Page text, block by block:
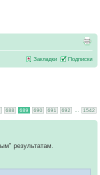
Закладки Подписки
688 689 690 691 692 1542
результатам.